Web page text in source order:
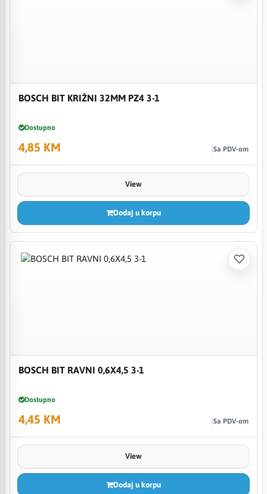
BOSCH BIT KRIŽNI 32MM PZ4 3-1
Dostupno
4,85 KM Sa PDV-om
View
Dodaj u korpu
BOSCH BIT RAVNI 0,6X4,5 3-1
Dostupno
4,45 KM Sa PDV-om
View
Dodaj u korpu